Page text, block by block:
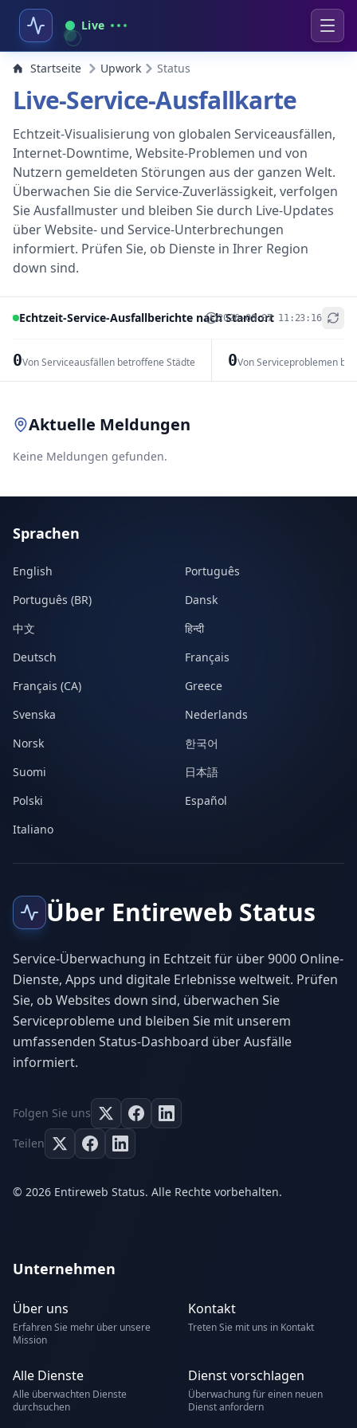
Live
Startseite Upwork Status
Live-Service-Ausfallkarte
Echtzeit-Visualisierung von globalen Serviceausfällen,
Internet-Downtime, Website-Problemen und von
Nutzern gemeldeten Störungen aus der ganzen Welt.
Überwachen Sie die Service-Zuverlässigkeit, verfolgen
Sie Ausfallmuster und bleiben Sie durch Live-Updates
über Website- und Service-Unterbrechungen
informiert. Prüfen Sie, ob Dienste in Ihrer Region
down sind.
Echtzeit-Service-Ausfallberichte nach Standort
2026-08-07 11:23:16
0Von Serviceausfällen betroffene Städte 0Von Serviceproblemen
+
Aktuelle Meldungen
Keine Meldungen gefunden.
Sprachen
English
Português
Português (BR)
Dansk
中文
हिन्दी
Deutsch
Français
Français (CA)
Greece
Svenska
Nederlands
Norsk
한국어
Suomi
日本語
Polski
Español
Italiano
Über Entireweb Status
Service-Überwachung in Echtzeit für über 9000 Online-
Dienste, Apps und digitale Erlebnisse weltweit. Prüfen
Sie, ob Websites down sind, überwachen Sie
Serviceprobleme und bleiben Sie mit unserem
umfassenden Status-Dashboard über Ausfälle
informiert.
Folgen Sie uns
Teilen
© 2026 Entireweb Status. Alle Rechte vorbehalten.
Unternehmen
Über uns
Erfahren Sie mehr über unsere
Mission
Kontakt
Treten Sie mit uns in Kontakt
Alle Dienste
Alle überwachten Dienste
durchsuchen
Dienst vorschlagen
Überwachung für einen neuen
Dienst anfordern